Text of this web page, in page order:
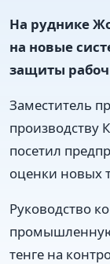
На руднике
на новые
защиты
Заместитель
производству
посетил
оценки новых
Руководство
тенге на